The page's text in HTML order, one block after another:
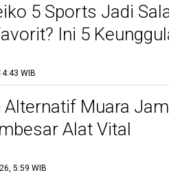
5 Sports Jadi
Ini 5
WIB
Alternatif Muara
Alat Vital
5:59 WIB